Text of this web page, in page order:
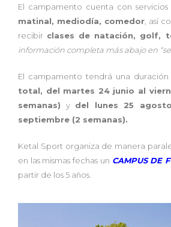
El campamento cuenta con
matinal, mediodía, comedor , así
recibir clases de natación, golf,
información completa más abajo en
El campamento tendrá una duración
total, del martes 24 junio al
semanas) y del lunes 25
septiembre (2 semanas).
Ketal Sport organiza de manera
en las mismas fechas un CAMPUS DE
partir de los 5 años.